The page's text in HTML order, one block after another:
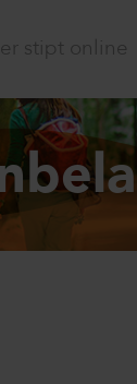
stipt online